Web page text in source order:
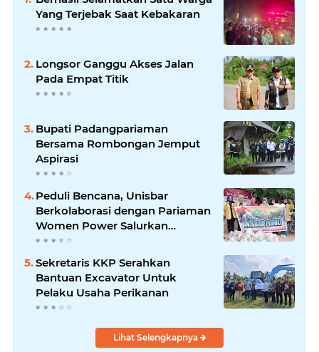
Yang Terjebak Saat Kebakaran
Longsor Ganggu Akses Jalan
Pada Empat Titik
Bupati Padangpariaman
Bersama Rombongan Jemput
Aspirasi
Peduli Bencana, Unisbar
Berkolaborasi dengan Pariaman
Women Power Salurkan
Bantuan untuk Korban Banjir di
Padang
Sekretaris KKP Serahkan
Bantuan Excavator Untuk
Pelaku Usaha Perikanan
Lihat Selengkapnya